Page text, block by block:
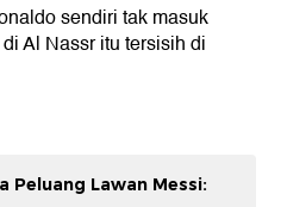
sendiri tak masuk
Al Nassr itu tersisih di
Peluang Lawan Messi: